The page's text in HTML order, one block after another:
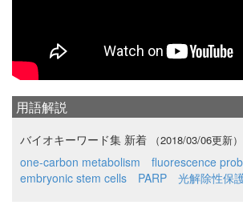
用語解説
バイオキーワード集 新着 （2018/03/06更新）
one-carbon metabolism
fluorescence
embryonic stem cells
PARP 光解除性保